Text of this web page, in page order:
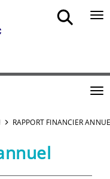
RAPPORT FINANCIER